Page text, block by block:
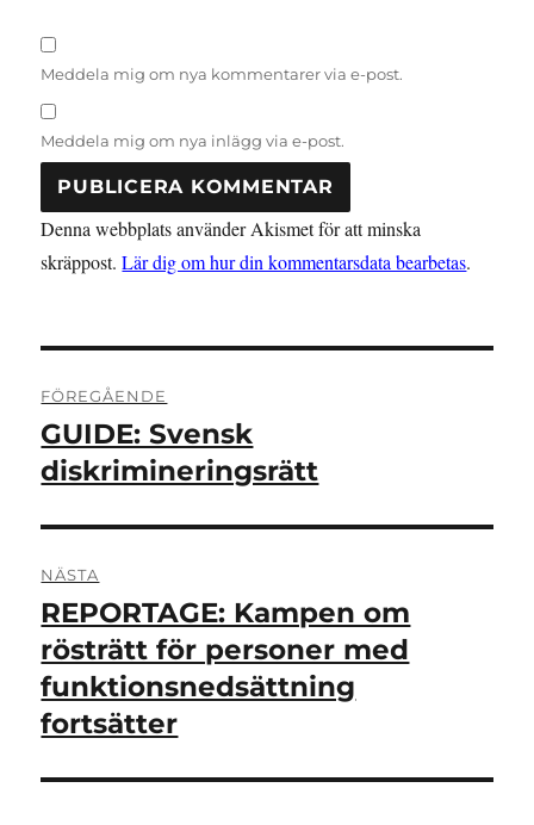
Meddela mig om nya kommentarer via e-post.
Meddela mig om nya inlägg via e-post.
Denna webbplats använder Akismet för att minska
skräppost.Lär dig om hur din kommentarsdata bearbetas.
FÖREGÅENDE
Föregående
inlägg:
GUIDE: Svensk
diskrimineringsrätt
NÄSTA
Nästa
inlägg:
REPORTAGE: Kampen om
rösträtt för personer med
funktionsnedsättning
fortsätter